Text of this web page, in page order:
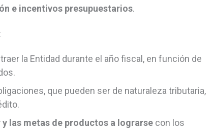
e incentivos presupuestarios.
la Entidad durante el año fiscal, en función de
que pueden ser de naturaleza tributaria,
las metas de productos a lograrse con los